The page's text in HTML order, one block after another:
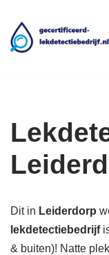
Ga
Dit in Leiderdorp
lekdetectiebedrijf
& buiten)! Natte